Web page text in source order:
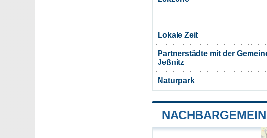
Lokale Zeit
Partnerstädte mit der
Jeßnitz
Naturpark